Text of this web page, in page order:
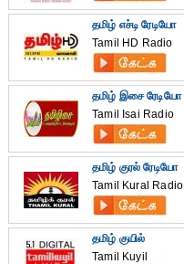
தமிழ் எச்டி ரேடியோ
Tamil HD Radio
தமிழ் இசை ரேடியோ
Tamil Isai Radio
தமிழ் குரல் ரேடியோ
Tamil Kural Radio
தமிழ் குயில்
Tamil Kuyil